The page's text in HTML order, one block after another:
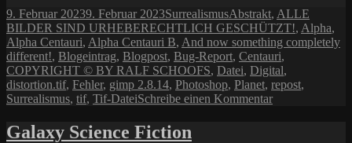
Veröffentlicht
am
9. Februar 20239. Februar 2023Kategorien
SurrealismusSchlagwörter
Abstrakt, ALLE
BILDER SIND URHEBERECHTLICH GESCHÜTZT!, Alpha,
Alpha Centauri, Alpha Centauri B, And now something completely
different!, Blogeintrag, Blogpost, Bug-Report, Centauri,
COPYRIGHT © BY RALF SCHOOFS, Datei, Digital,
distortion.tif, Fehler, gimp 2.8.14, Photoshop, Planet, repost,
Surrealismus, tif, Tif-DateiSchreibe einen Kommentarzu
Galaxy Science Fiction